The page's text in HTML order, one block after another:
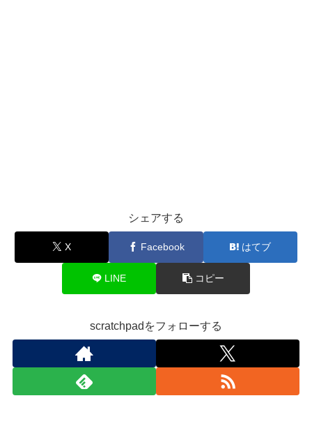
シェアする
X Facebook はてブ
LINE コピー
scratchpadをフォローする